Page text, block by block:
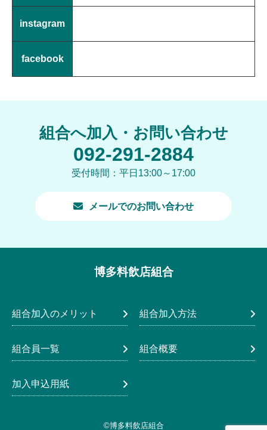
instagram
facebook
組合へ加入・お問い合わせ
092-291-2884
受付時間：平日13:00～17:00
メールでのお問い合わせ
博多料飲店組合
組合加入のメリット 組合加入方法
組合員一覧 組合概要
加入申込用紙
©博多料飲店組合